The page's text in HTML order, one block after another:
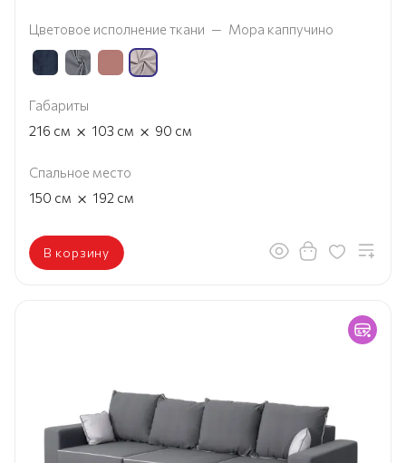
Цветовое исполнение ткани — Мора каппучино
Габариты
216 см × 103 см × 90 см
Спальное место
150 см × 192 см
В корзину